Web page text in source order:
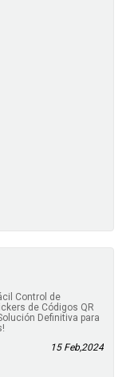
Control de
de Códigos QR
Definitiva para
15 Feb,2024